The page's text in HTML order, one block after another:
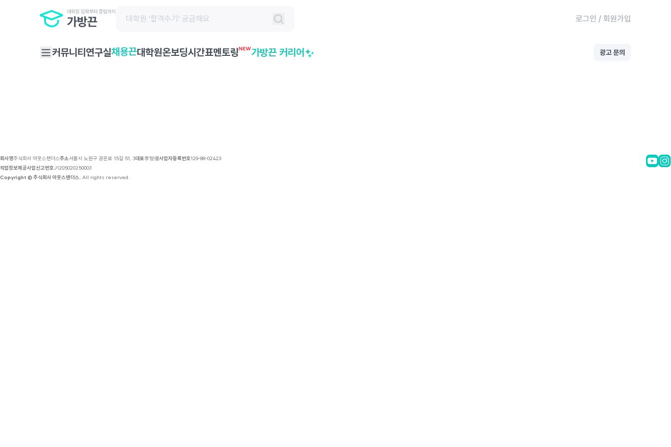
로그인 / 회원가입
커뮤니티 연구실채용끈대학원온보딩시간표멘토링NEW가방끈 커리어 광고 문의
회사명주식회사 아웃스탠더스주소서울시 노원구 광운로 15길 51, 3대표李智優사업자등록번호129-88-02423
직업정보제공사업신고번호J1205020250003
Copyright © 주식회사 아웃스탠더스. All rights reserved.